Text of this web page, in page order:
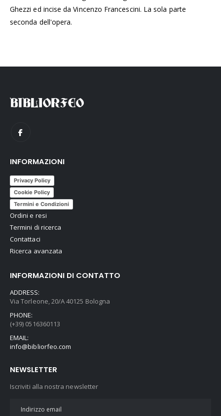
Ghezzi ed incise da Vincenzo Francescini. La sola parte
seconda dell'opera.
INFORMAZIONI
Privacy Policy
Cookie Policy
Termini e Condizioni
Ordini e resi
Termini di ricerca
Contattaci
Ricerca avanzata
INFORMAZIONI DI CONTATTO
ADDRESS:
Via Torleone, 20/A 40125 Bologna
PHONE:
(+39) 0516360113
EMAIL:
info@bibliorfeo.com
NEWSLETTER
Iscriviti alla nostra newsletter